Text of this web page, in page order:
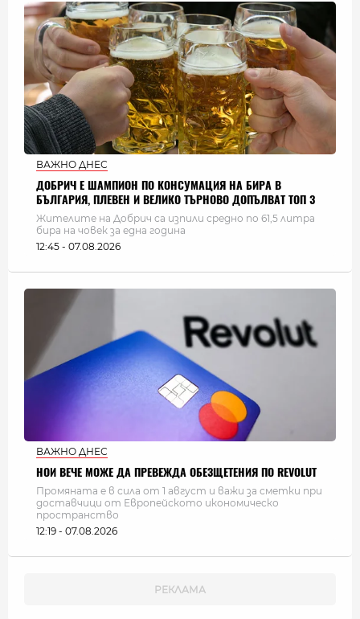
ВАЖНО ДНЕС
ДОБРИЧ Е ШАМПИОН ПО КОНСУМАЦИЯ НА БИРА В
БЪЛГАРИЯ, ПЛЕВЕН И ВЕЛИКО ТЪРНОВО ДОПЪЛВАТ ТОП 3
Жителите на Добрич са изпили средно по 61,5 литра
бира на човек за една година
12:45 - 07.08.2026
ВАЖНО ДНЕС
НОИ ВЕЧЕ МОЖЕ ДА ПРЕВЕЖДА ОБЕЗЩЕТЕНИЯ ПО REVOLUT
Промяната е в сила от 1 август и важи за сметки при
доставчици от Европейското икономическо
пространство
12:19 - 07.08.2026